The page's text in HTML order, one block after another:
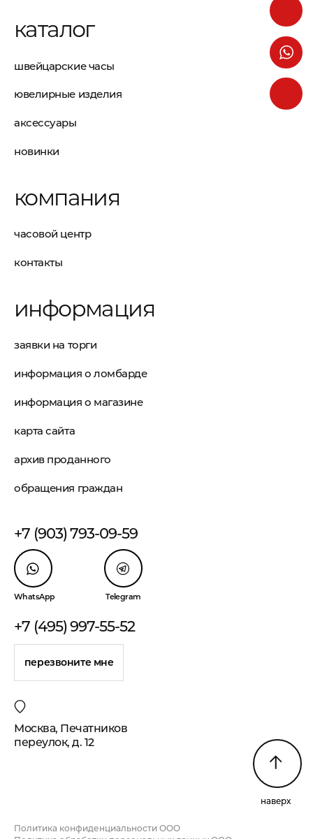
каталог
швейцарские часы
ювелирные изделия
аксессуары
новинки
компания
часовой центр
контакты
информация
заявки на торги
информация о ломбарде
информация о магазине
карта сайта
архив проданного
обращения граждан
+7 (903) 793-09-59
WhatsApp Telegram
+7 (495) 997-55-52
перезвоните мне
Москва, Печатников
переулок, д. 12
наверх
Политика конфиденциальности ООО